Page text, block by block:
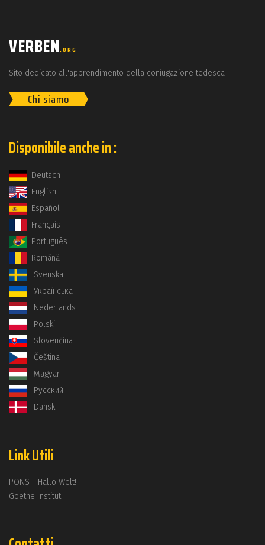
VERBEN.ORG
Sito dedicato all'apprendimento della coniugazione tedesca
Chi siamo
Disponibile anche in :
Deutsch
English
Español
Français
Português
Română
Svenska
Українська
Nederlands
Polski
Slovenčina
Čeština
Magyar
Русский
Dansk
Link Utili
PONS - Hallo Welt!
Goethe Institut